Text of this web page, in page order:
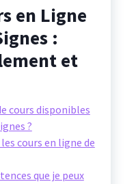
en Ligne
:
et
cours disponibles
?
cours en ligne de
que je peux